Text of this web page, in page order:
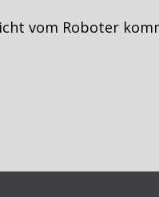
vom Roboter